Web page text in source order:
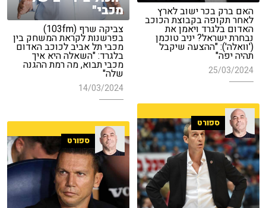
האם ברק בכר ישוב לארץ
לאחר תקופה בקבוצת הכוכב
האדום בלגרד ויאמן את
נבחרת ישראל? יניב טוכמן
('וואלה'): "ההצעה שיקבל
תהיה יפה"
25/03/2024
מכבי"
צביקה שרף (103fm)
בפרשנות לקראת המשחק בין
מכבי תל אביב לכוכב האדום
בלגרד: "השאלה היא איך
מכבי תבוא, מה רמת ההגנה
שלה"
14/03/2024
ספורט
ספורט